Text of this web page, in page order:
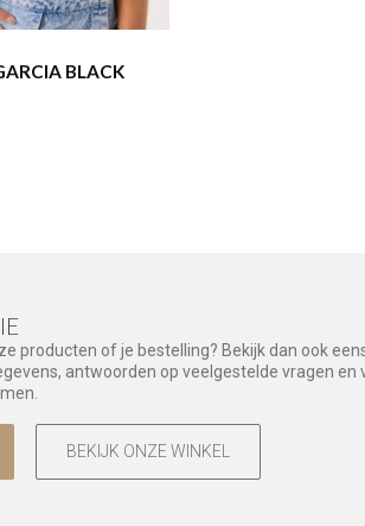
BLACK
producten of je bestelling? Bekijk dan ook
antwoorden op veelgestelde vragen en
BEKIJK ONZE WINKEL